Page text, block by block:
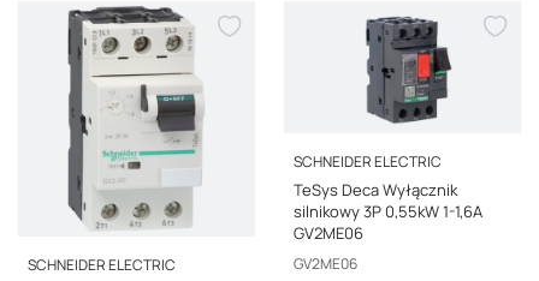
PRODUCENT
SCHNEIDER ELECTRIC
PRODUCENT
SCHNEIDER ELECTRIC
TeSys Deca Wyłącznik
silnikowy 3P 0,55kW 1-1,6A
GV2ME06
Kod producenta
GV2ME06